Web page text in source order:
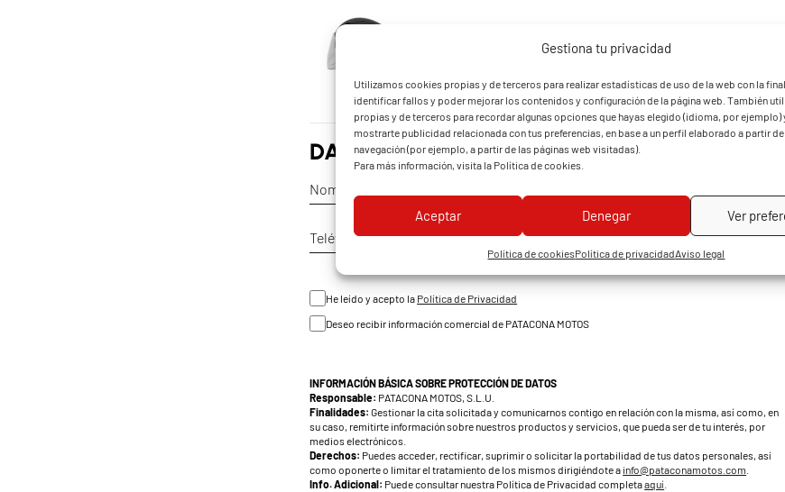
Gestiona tu privacidad
Utilizamos cookies propias y de terceros para realizar estadísticas de uso de la web con la
identificar fallos y poder mejorar los contenidos y configuración de la página web. También
propias y de terceros para recordar algunas opciones que hayas elegido (idioma, por ejemplo)
mostrarte publicidad relacionada con tus preferencias, en base a un perfil elaborado a partir
navegación (por ejemplo, a partir de las páginas web visitadas).
Para más información, visita laPolítica de cookies
Aceptar Denegar Ver
Política de cookiesPolítica de privacidadAviso legal
DATOS CLIENTE
He leído y acepto laPolítica de Privacidad
Deseo recibir información comercial de PATACONA MOTOS
INFORMACIÓN BÁSICA SOBRE PROTECCIÓN DE DATOS
Responsable: PATACONA MOTOS, S.L.U.
Finalidades:Gestionar la cita solicitada y comunicarnos contigo en relación con la misma, así como, en
su caso, remitirte información sobre nuestros productos y servicios, que pueda ser de tu interés, por
medios electrónicos.
Derechos: Puedes acceder, rectificar, suprimir o solicitar la portabilidad de tus datos personales, así
como oponerte o limitar el tratamiento de los mismos dirigiéndote ainfo@pataconamotos.com
Info. Adicional: Puede consultar nuestra Política de Privacidad completaaquí